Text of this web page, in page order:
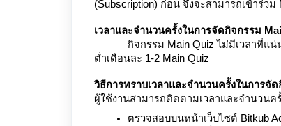
(Subscription) ก่อน จึงจะสามารถเข้าร่วม
เวลาและจำนวนครั้งในการจัดกิจกรรม
กิจกรรม Main Quiz ไม่มีเวลาที่แ
ต่ำเดือนละ 1-2 Main Quiz
วิธีการทราบเวลาและจำนวนครั้งในการจั
ผู้ใช้งานสามารถติดตามเวลาและจำนวนค
ตรวจสอบบนหน้าเว็บไซต์ Bitkub